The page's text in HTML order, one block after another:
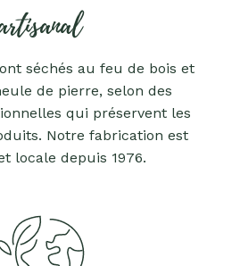
séchés au feu de bois et
de pierre, selon des
qui préservent les
Notre fabrication est
locale depuis 1976.